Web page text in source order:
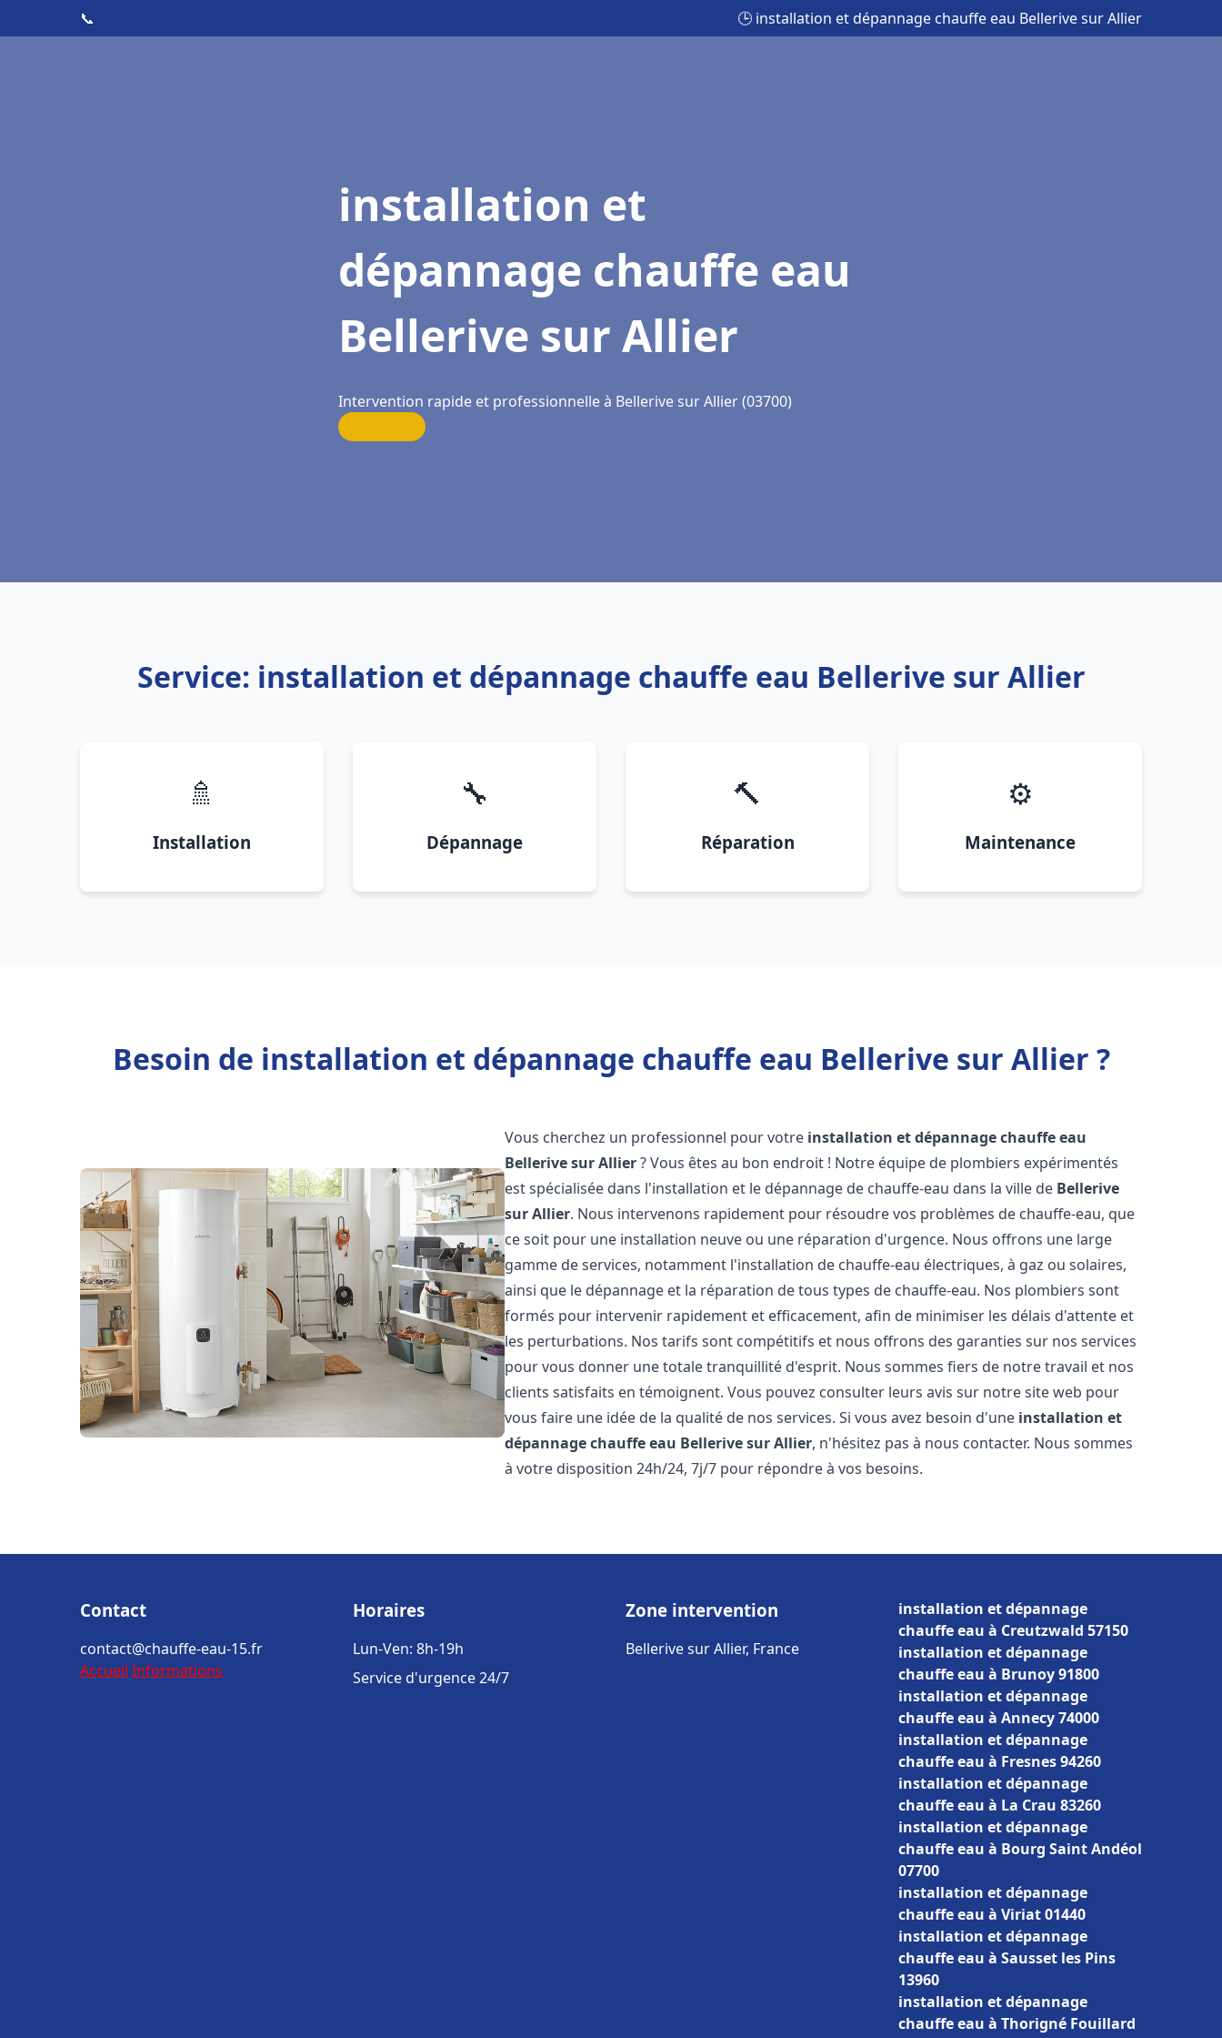
📞 🕒 installation et dépannage chauffe eau Bellerive sur Allier
installation et
dépannage chauffe eau
Bellerive sur Allier
Intervention rapide et professionnelle à Bellerive sur Allier (03700)
Service: installation et dépannage chauffe eau Bellerive sur Allier
🚿
Installation
🔧
Dépannage
🔨
Réparation
⚙️
Maintenance
Besoin de installation et dépannage chauffe eau Bellerive sur Allier ?
Vous cherchez un professionnel pour votre installation et dépannage chauffe eau
Bellerive sur Allier? Vous êtes au bon endroit ! Notre équipe de plombiers expérimentés
est spécialisée dans l'installation et le dépannage de chauffe-eau dans la ville de Bellerive
sur Allier. Nous intervenons rapidement pour résoudre vos problèmes de chauffe-eau, que
ce soit pour une installation neuve ou une réparation d'urgence. Nous offrons une large
gamme de services, notamment l'installation de chauffe-eau électriques, à gaz ou solaires,
ainsi que le dépannage et la réparation de tous types de chauffe-eau. Nos plombiers sont
formés pour intervenir rapidement et efficacement, afin de minimiser les délais d'attente et
les perturbations. Nos tarifs sont compétitifs et nous offrons des garanties sur nos services
pour vous donner une totale tranquillité d'esprit. Nous sommes fiers de notre travail et nos
clients satisfaits en témoignent. Vous pouvez consulter leurs avis sur notre site web pour
vous faire une idée de la qualité de nos services. Si vous avez besoin d'une installation et
dépannage chauffe eau Bellerive sur Allier, n'hésitez pas à nous contacter. Nous sommes
à votre disposition 24h/24, 7j/7 pour répondre à vos besoins.
Contact
contact@chauffe-eau-15.fr
Accueil Informations
Horaires
Lun-Ven: 8h-19h
Service d'urgence 24/7
Zone intervention
Bellerive sur Allier, France
installation et dépannage
chauffe eau à Creutzwald 57150
installation et dépannage
chauffe eau à Brunoy 91800
installation et dépannage
chauffe eau à Annecy 74000
installation et dépannage
chauffe eau à Fresnes 94260
installation et dépannage
chauffe eau à La Crau 83260
installation et dépannage
chauffe eau à Bourg Saint Andéol
07700
installation et dépannage
chauffe eau à Viriat 01440
installation et dépannage
chauffe eau à Sausset les Pins
13960
installation et dépannage
chauffe eau à Thorigné Fouillard